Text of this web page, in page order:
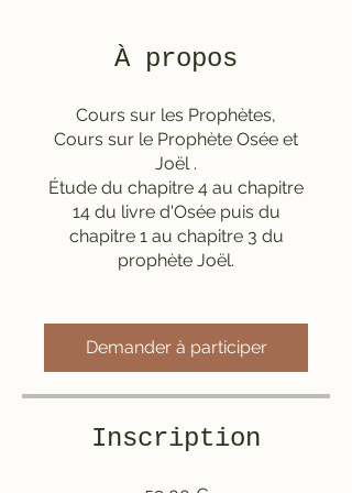
À propos
Cours sur les Prophètes,
Cours sur le Prophète Osée et
Joël .
Étude du chapitre 4 au chapitre
14 du livre d'Osée puis du
chapitre 1 au chapitre 3 du
prophète Joël.
Demander à participer
Inscription